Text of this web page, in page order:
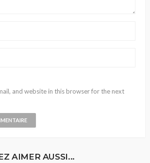
and website in this browser for the next
AIMER AUSSI...